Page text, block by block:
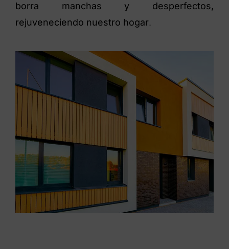
borra manchas y desperfectos,
rejuveneciendo nuestro hogar.